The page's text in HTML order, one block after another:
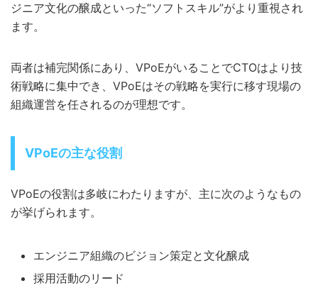
ジニア文化の醸成といった“ソフトスキル”がより重視され
ます。
両者は補完関係にあり、VPoEがいることでCTOはより技
術戦略に集中でき、VPoEはその戦略を実行に移す現場の
組織運営を任されるのが理想です。
VPoEの主な役割
VPoEの役割は多岐にわたりますが、主に次のようなもの
が挙げられます。
エンジニア組織のビジョン策定と文化醸成
採用活動のリード